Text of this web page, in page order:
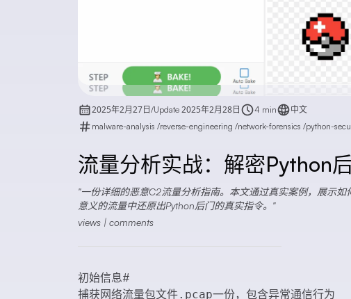
2025年2月27日/Update 2025年2月28日 4 min
中文
malware-analysis /reverse-engineering /network-forensics /python-
流量分析实战：解密Python
一份详细的恶意C2流量分析指南。本文通过真实案例，展示
意义的流量中还原出Python后门的真实指令。
views | comments
初始信息#
捕获网络流量包文件.pcap一份，包含异常通信行为